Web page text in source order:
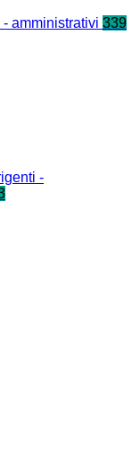
amministrativi 339
-